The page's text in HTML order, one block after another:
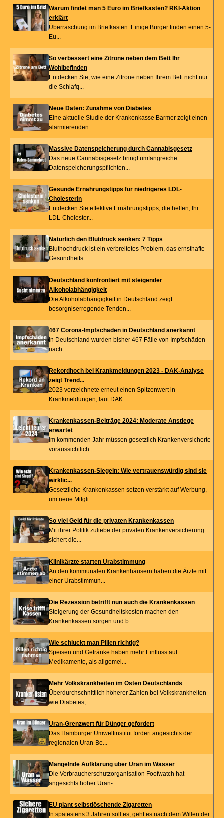
Warum findet man 5 Euro im Briefkasten? RKI-Aktion
erklärt
Überraschung im Briefkasten: Einige Bürger finden einen 5-
Eu...
So verbessert eine Zitrone neben dem Bett Ihr
Wohlbefinden
Entdecken Sie, wie eine Zitrone neben Ihrem Bett nicht nur
die Schlafq...
Neue Daten: Zunahme von Diabetes
Eine aktuelle Studie der Krankenkasse Barmer zeigt einen
alarmierenden...
Massive Datenspeicherung durch Cannabisgesetz
Das neue Cannabisgesetz bringt umfangreiche
Datenspeicherungspflichten...
Gesunde Ernährungstipps für niedrigeres LDL-
Cholesterin
Entdecken Sie effektive Ernährungstipps, die helfen, Ihr
LDL-Cholester...
Natürlich den Blutdruck senken: 7 Tipps
Bluthochdruck ist ein verbreitetes Problem, das ernsthafte
Gesundheits...
Deutschland konfrontiert mit steigender
Alkoholabhängigkeit
Die Alkoholabhängigkeit in Deutschland zeigt
besorgniserregende Tenden...
467 Corona-Impfschäden in Deutschland anerkannt
In Deutschland wurden bisher 467 Fälle von Impfschäden
nach ...
Rekordhoch bei Krankmeldungen 2023 - DAK-Analyse
zeigt Trend...
2023 verzeichnete erneut einen Spitzenwert in
Krankmeldungen, laut DAK...
Krankenkassen-Beiträge 2024: Moderate Anstiege
erwartet
Im kommenden Jahr müssen gesetzlich Krankenversicherte
voraussichtlich...
Krankenkassen-Siegeln: Wie vertrauenswürdig sind sie
wirklic...
Gesetzliche Krankenkassen setzen verstärkt auf Werbung,
um neue Mitgli...
So viel Geld für die privaten Krankenkassen
Mit ihrer Politik zuliebe der privaten Krankenversicherung
sichert die...
Klinikärzte starten Urabstimmung
An den kommunalen Krankenhäusern haben die Ärzte mit
einer Urabstimmun...
Die Rezession betrifft nun auch die Krankenkassen
Steigerung der Gesundheitskosten machen den
Krankenkassen sorgen und b...
Wie schluckt man Pillen richtig?
Speisen und Getränke haben mehr Einfluss auf
Medikamente, als allgemei...
Mehr Volkskrankheiten im Osten Deutschlands
Überdurchschnittlich höherer Zahlen bei Volkskrankheiten
wie Diabetes,...
Uran-Grenzwert für Dünger gefordert
Das Hamburger Umweltinstitut fordert angesichts der
regionalen Uran-Be...
Mangelnde Aufklärung über Uran im Wasser
Die Verbraucherschutzorganisation Foofwatch hat
angesichts hoher Uran-...
EU plant selbstlöschende Zigaretten
In spätestens 3 Jahren soll es, geht es nach dem Willen der